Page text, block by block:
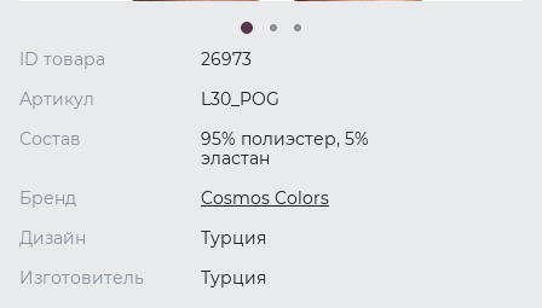
ID товара
26973
Артикул
L30_POG
Состав
95% полиэстер, 5%
эластан
Бренд
Cosmos Colors
Дизайн
Турция
Изготовитель
Турция